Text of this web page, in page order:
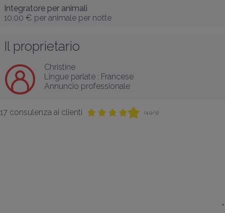
Integratore per animali
10,00 € per animale per notte
Il proprietario
Christine
Lingue parlate : Francese
Annuncio professionale
17 consulenza ai clienti (4,9/5)
"